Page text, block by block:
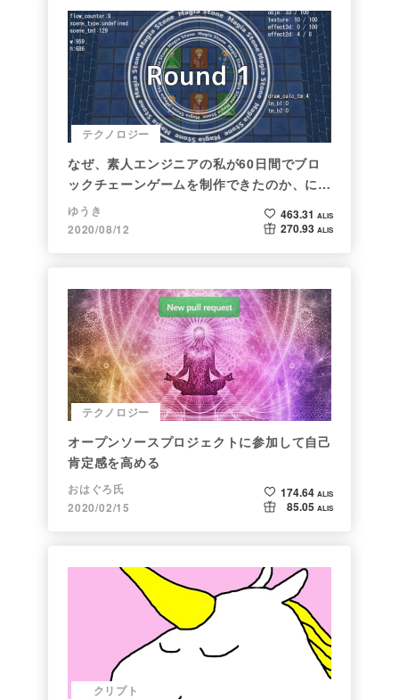
テクノロジー
なぜ、素人エンジニアの私が60日間でブロ
ックチェーンゲームを制作できたのか、につ
いて語ってみた
ゆうき
2020/08/12
463.31 ALIS
270.93 ALIS
テクノロジー
オープンソースプロジェクトに参加して自己
肯定感を高める
おはぐろ氏
2020/02/15
174.64 ALIS
85.05 ALIS
クリプト